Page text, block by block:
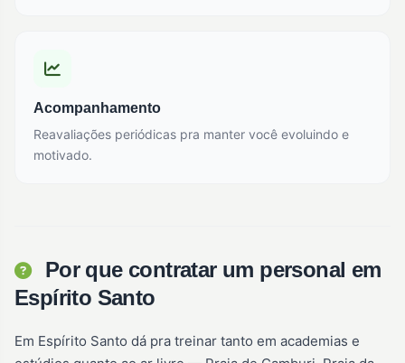
Acompanhamento
Reavaliações periódicas pra manter você evoluindo e
motivado.
Por que contratar um personal em
Espírito Santo
Em Espírito Santo dá pra treinar tanto em academias e